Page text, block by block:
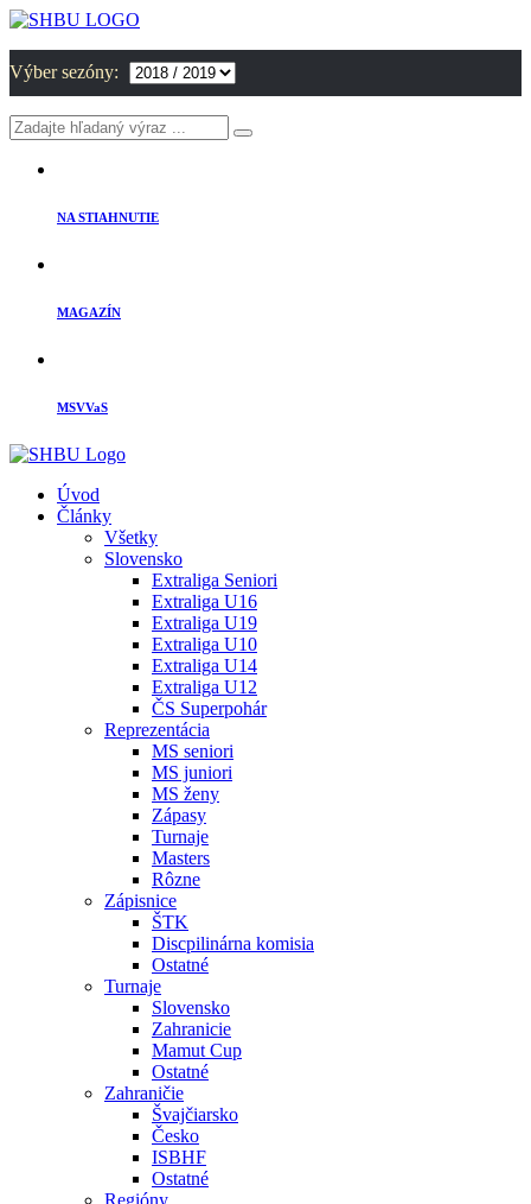
Výber sezóny:
NA STIAHNUTIE
MAGAZÍN
MSVVaS
Úvod
Články
Všetky
Slovensko
Extraliga Seniori
Extraliga U16
Extraliga U19
Extraliga U10
Extraliga U14
Extraliga U12
ČS Superpohár
Reprezentácia
MS seniori
MS juniori
MS ženy
Zápasy
Turnaje
Masters
Rôzne
Zápisnice
ŠTK
Discpilinárna komisia
Ostatné
Turnaje
Slovensko
Zahranicie
Mamut Cup
Ostatné
Zahraničie
Švajčiarsko
Česko
ISBHF
Ostatné
Regióny